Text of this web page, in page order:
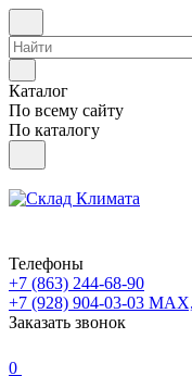
Каталог
По всему сайту
По каталогу
Телефоны
+7 (863) 244-68-90
+7 (928) 904-03-03 MAX,
Заказать звонок
0